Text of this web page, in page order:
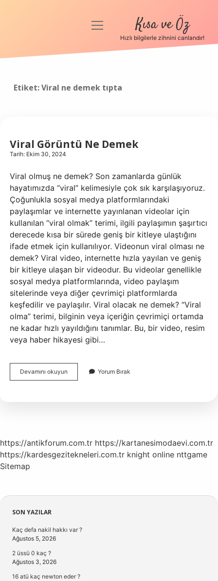
Anasayfa
menüyü
Kısa ve Öz
Hızlı bilgilerle zihnini canlandır!
Etiket:Viral ne demek tıpta
Viral Görüntü Ne Demek
Tarih: Ekim 30, 2024
Viral olmuş ne demek? Son zamanlarda günlük
hayatımızda “viral” kelimesiyle çok sık karşılaşıyoruz.
Çoğunlukla sosyal medya platformlarındaki
paylaşımlar ve internette yayınlanan videolar için
kullanılan “viral olmak” terimi, ilgili paylaşımın şaşırtıcı
derecede kısa bir sürede geniş bir kitleye ulaştığını
ifade etmek için kullanılıyor. Videonun viral olması ne
demek? Viral video, internette hızla yayılan ve geniş
bir kitleye ulaşan bir videodur. Bu videolar genellikle
sosyal medya platformlarında, video paylaşım
sitelerinde veya diğer çevrimiçi platformlarda
keşfedilir ve paylaşılır. Viral olacak ne demek? “Viral
olma” terimi, bilginin veya içeriğin çevrimiçi ortamda
ne kadar hızlı yayıldığını tanımlar. Bu, bir video, resim
veya haber hikayesi gibi…
Devamını okuyun
Görüntü
Yorum Bırak
https://antikforum.com.tr https://kartanesimodaevi.com.tr
https://kardesgezitekneleri.com.tr knight online nttgame
Sitemap
Sidebar
SON YAZILAR
Kaç defa nakil hakkı var ?
Ağustos 5, 2026
2 üssü 0 kaç ?
Ağustos 3, 2026
16 atü kaç newton eder ?